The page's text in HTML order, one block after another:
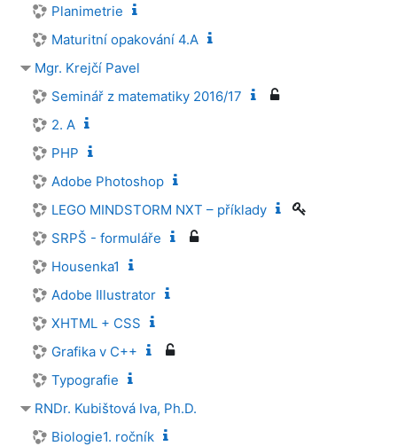
Planimetrie
Maturitní opakování 4.A
Mgr. Krejčí Pavel
Seminář z matematiky 2016/17
2. A
PHP
Adobe Photoshop
LEGO MINDSTORM NXT – příklady
SRPŠ - formuláře
Housenka1
Adobe Illustrator
XHTML + CSS
Grafika v C++
Typografie
RNDr. Kubištová Iva, Ph.D.
Biologie1. ročník